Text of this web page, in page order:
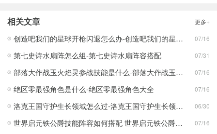
相关文章 更多+
创造吧我们的星球开枪闪退怎么办-创造吧我们的星球开枪闪退合集 07/16
第七史诗水扇阵怎么组-第七史诗水扇阵容搭配 07/31
部落大作战玉火焰灵参战技能是什么-部落大作战玉火焰灵参战技能合集 07/16
绝区零最强角色是什么-绝区零最强角色大全 07/16
洛克王国守护生长领域怎么过-洛克王国守护生长领域通关攻略 06/30
世界启元铁公爵技能阵容如何搭配 世界启元铁公爵技能阵容搭配合集 07/16